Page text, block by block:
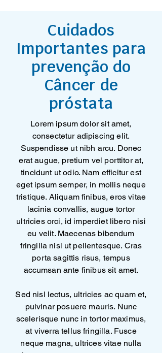
Cuidados
Importantes para
prevenção do
Câncer de
próstata
Lorem ipsum dolor sit amet,
consectetur adipiscing elit.
Suspendisse ut nibh arcu. Donec
erat augue, pretium vel porttitor at,
tincidunt ut odio. Nam efficitur est
eget ipsum semper, in mollis neque
tristique. Aliquam finibus, eros vitae
lacinia convallis, augue tortor
ultricies orci, id imperdiet libero nisi
eu velit. Maecenas bibendum
fringilla nisl ut pellentesque. Cras
porta sagittis risus, tempus
accumsan ante finibus sit amet.
Sed nisl lectus, ultricies ac quam et,
pulvinar posuere mauris. Nunc
scelerisque nunc in tortor maximus,
at viverra tellus fringilla. Fusce
neque magna, ultrices vitae nulla